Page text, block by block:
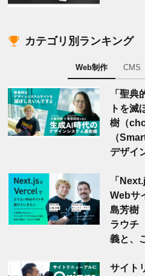
カテゴリ別ランキング
Web制作 CMS
「聖
トを滅
樹（
（
デザイ
「
Webサ
島芳樹
ラウチ
義と、
サイト